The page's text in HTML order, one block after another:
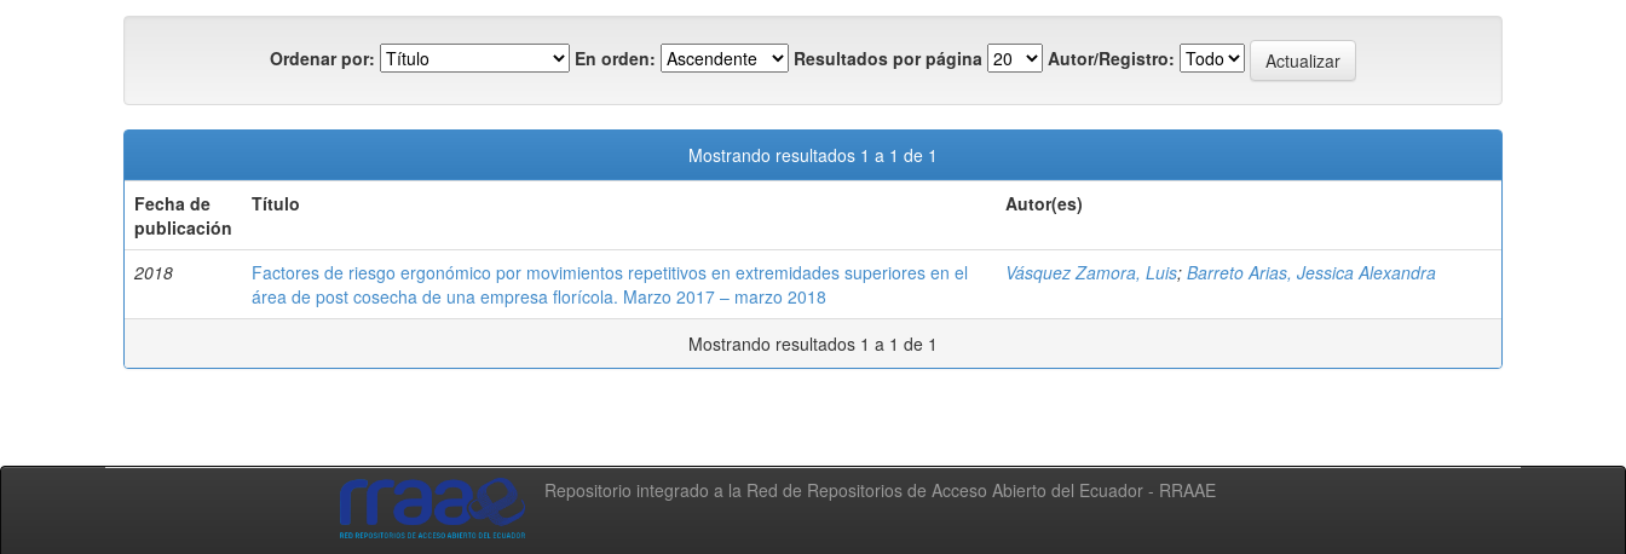
Ordenar por: En orden: Resultados por página Autor/Registro:
Mostrando resultados 1 a 1 de 1
Fecha de
publicación
Título Autor(es)
2018
Factores de riesgo ergonómico por movimientos repetitivos en extremidades superiores en el
área de post cosecha de una empresa florícola. Marzo 2017 – marzo 2018
Vásquez Zamora, Luis; Barreto Arias, Jessica Alexandra
Mostrando resultados 1 a 1 de 1
Repositorio integrado a la Red de Repositorios de Acceso Abierto del Ecuador - RRAAE